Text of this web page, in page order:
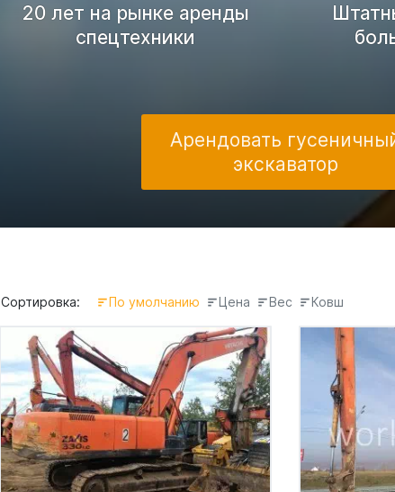
20 лет на рынке аренды
спецтехники
Арендовать
экскаватор
Сортировка: По умолчанию Цена Вес Ковш